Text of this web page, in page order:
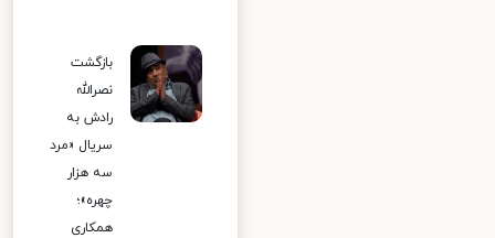
بازگشت
نصرالله
رادش به
سریال «مرد
سه هزار
چهره»؛
همکاری